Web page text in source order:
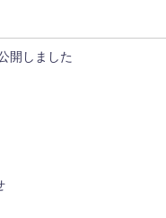
開しました